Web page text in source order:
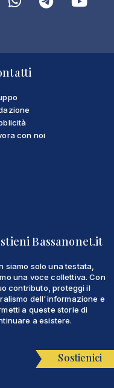
con noi
Bassanonet.it
siamo solo una testata,
una voce collettiva. Con
contributo, proteggi il
dell'informazione e
a queste storie di
a esistere.
Sostienici